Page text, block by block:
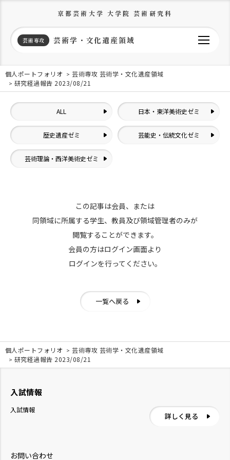
京都芸術大学 大学院 芸術研究科
芸術専攻 芸術学・文化遺産領域
個人ポートフォリオ
芸術専攻 芸術学・文化遺産領域
研究経過報告 2023/08/21
ALL 日本・東洋美術史ゼミ
歴史遺産ゼミ 芸能史・伝統文化ゼミ
芸術理論・西洋美術史ゼミ
この記事は会員、または
同領域に所属する学生、教員及び領域管理者のみが
閲覧することができます。
会員の方はログイン画面より
ログインを行ってください。
一覧へ戻る
個人ポートフォリオ
芸術専攻 芸術学・文化遺産領域
研究経過報告 2023/08/21
お問い合わせ
入試情報
入試情報
詳しく見る